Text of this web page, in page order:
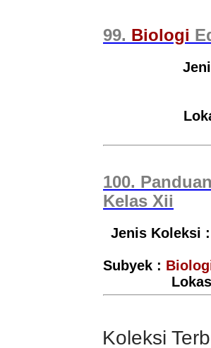
99. Biologi
100.
Kelas Xii
Jenis Koleksi
Subyek :
Koleksi
Penulis :Nur Fajri
Penerbit :Aqwam